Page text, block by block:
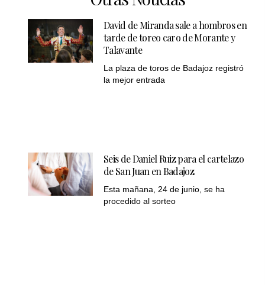
David de Miranda sale a hombros en
tarde de toreo caro de Morante y
Talavante
La plaza de toros de Badajoz registró
la mejor entrada
Seis de Daniel Ruiz para el cartelazo
de San Juan en Badajoz
Esta mañana, 24 de junio, se ha
procedido al sorteo